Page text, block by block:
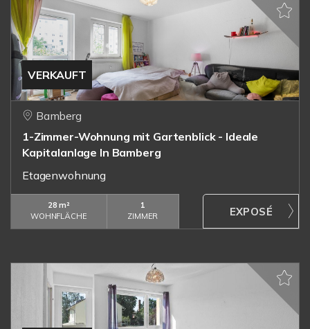
VERKAUFT
Bamberg
1-Zimmer-Wohnung mit Gartenblick - Ideale
Kapitalanlage In Bamberg
Etagenwohnung
28 m²
WOHNFLÄCHE
1
ZIMMER